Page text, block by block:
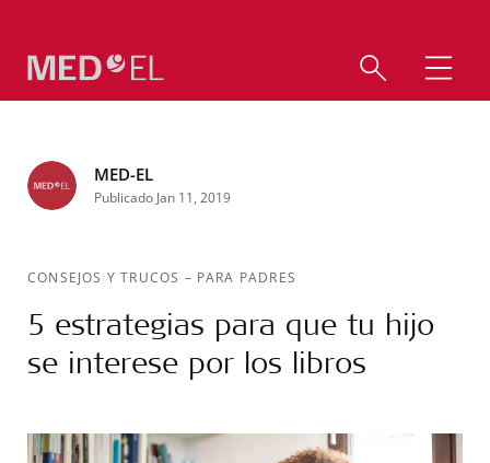
MED-EL
Publicado Jan 11, 2019
CONSEJOS Y TRUCOS – PARA PADRES
5 estrategias para que tu hijo
se interese por los libros